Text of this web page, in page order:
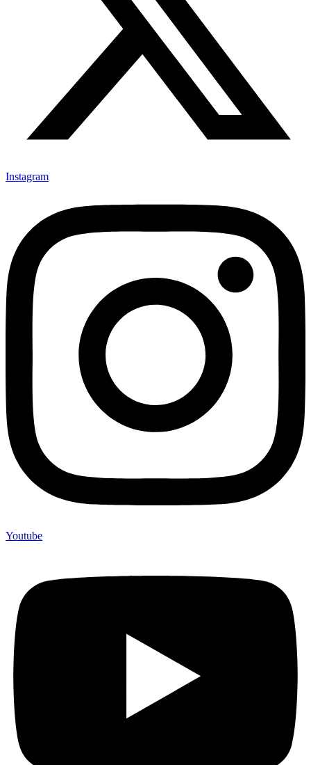
Instagram
Youtube